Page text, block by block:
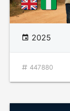
2025
447880